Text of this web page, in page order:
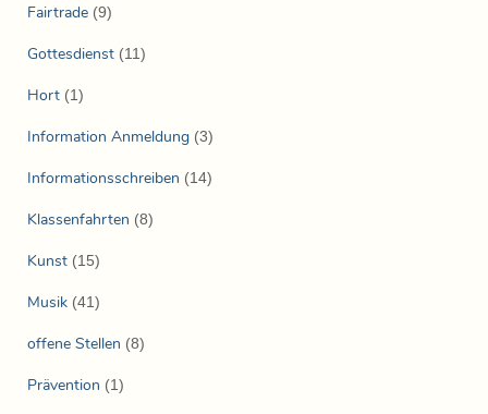
Fairtrade (9)
Gottesdienst (11)
Hort (1)
Information Anmeldung (3)
Informationsschreiben (14)
Klassenfahrten (8)
Kunst (15)
Musik (41)
offene Stellen (8)
Prävention (1)